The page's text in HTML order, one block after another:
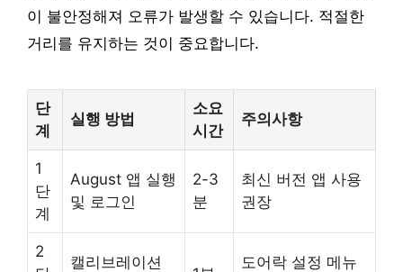
이 불안정해져 오류가 발생할 수 있습니다. 적절한
거리를 유지하는 것이 중요합니다.
단
계
실행 방법
소요
시간
주의사항
1
단
계
August 앱 실행
및 로그인
2-3
분
최신 버전 앱 사용
권장
2
캘리브레이션
도어락 설정 메뉴